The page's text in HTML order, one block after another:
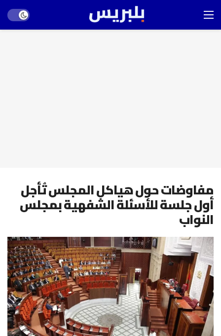
mode
مفاوضات حول هياكل المجلس تُأجل
أول جلسة للأسئلة الشفهية بمجلس
النواب